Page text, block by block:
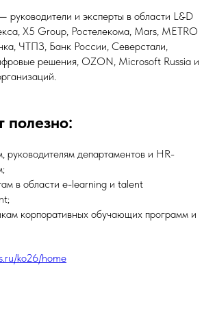
руководители и эксперты в области L&D
X5 Group, Ростелекома, Mars, METRO
ЧТПЗ, Банк России, Северстали,
решения, OZON, Microsoft Russia и
полезно:
руководителям департаментов и HR-
в области e-learning и talent
корпоративных обучающих программ и
ko26/home